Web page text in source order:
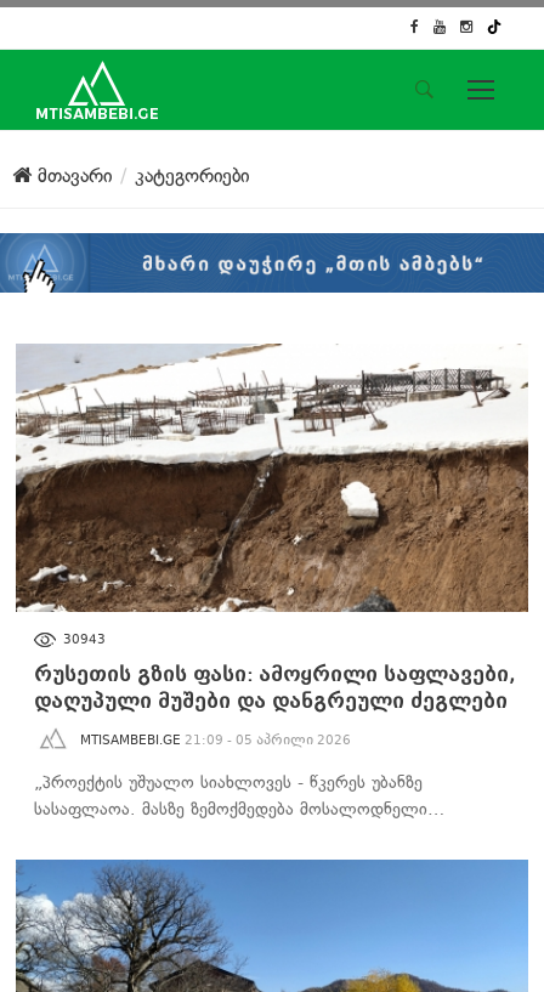
საიტის მენიუ
მთავარი
ქართული საქმე
კონტაქტი
სოციალური ქსელები
მთავარი კატეგორიები
30943
რუსეთის გზის ფასი: ამოყრილი საფლავები,
დაღუპული მუშები და დანგრეული ძეგლები
MTISAMBEBI.GE 21:09 - 05 აპრილი 2026
„პროექტის უშუალო სიახლოვეს - წკერეს უბანზე
სასაფლაოა. მასზე ზემოქმედება მოსალოდნელი…